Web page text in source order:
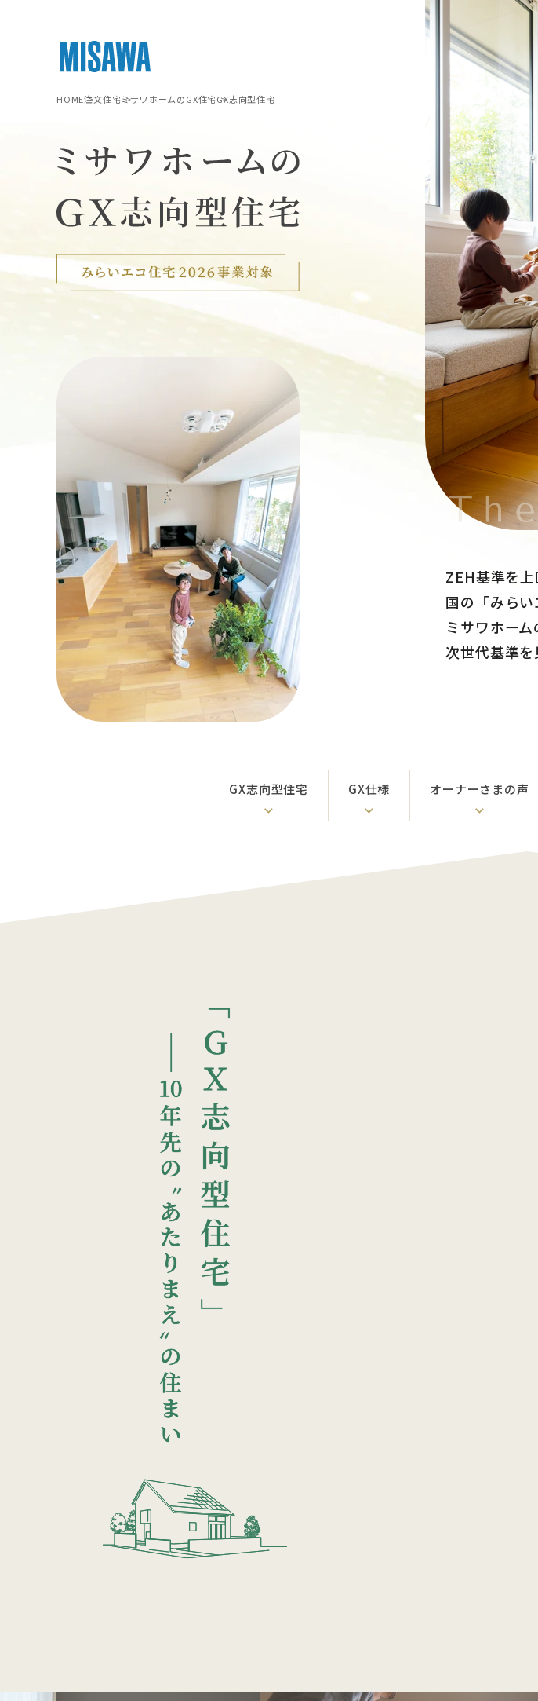
HOME注文住宅ミサワホームのGX住宅GX志向型住宅
ZEH基準を
国の「みらい
ミサワホー
次世代基準を
GX志向型住宅 GX仕様 オーナーさまの声
【室温変化】＊「すみごこちカルテ」より。＊冬季の代表的